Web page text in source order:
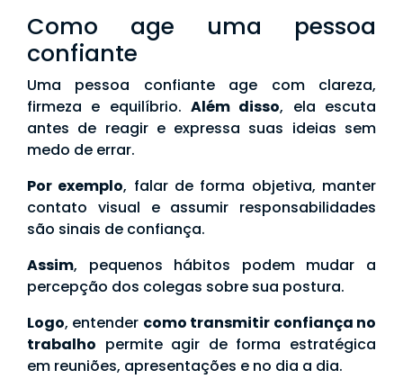
Como age uma pessoa
confiante
Uma pessoa confiante age com clareza,
firmeza e equilíbrio. Além disso, ela escuta
antes de reagir e expressa suas ideias sem
medo de errar.
Por exemplo, falar de forma objetiva, manter
contato visual e assumir responsabilidades
são sinais de confiança.
Assim, pequenos hábitos podem mudar a
percepção dos colegas sobre sua postura.
Logo, entender como transmitir confiança no
trabalho permite agir de forma estratégica
em reuniões, apresentações e no dia a dia.